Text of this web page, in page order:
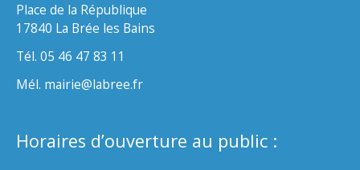
Place de la République
17840 La Brée les Bains
Tél. 05 46 47 83 11
Mél. mairie@labree.fr
Horaires d’ouverture au public :